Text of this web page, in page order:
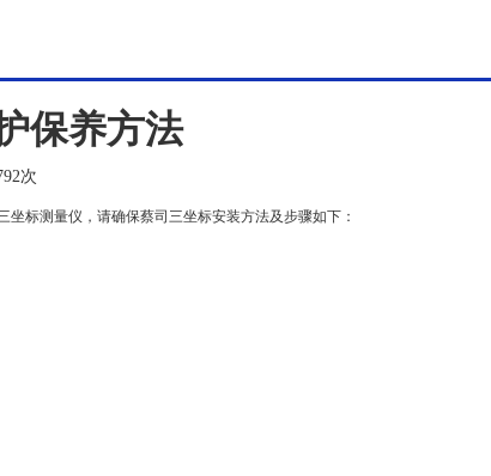
保养方法
次
标测量仪，请确保蔡司三坐标安装方法及步骤如下：